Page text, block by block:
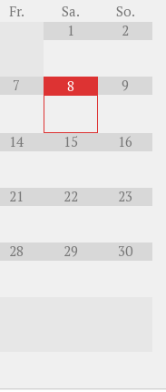
Fr. Sa.
So.
1
2
7 8 9
14 15 16
21 22 23
28 29 30